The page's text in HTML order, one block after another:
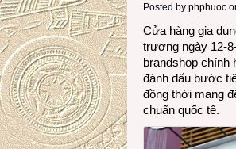
Posted by phphuoc
Cửa hàng gia
trương ngày 12-
brandshop chính
đánh dấu bước
đồng thời mang
chuẩn quốc tế.